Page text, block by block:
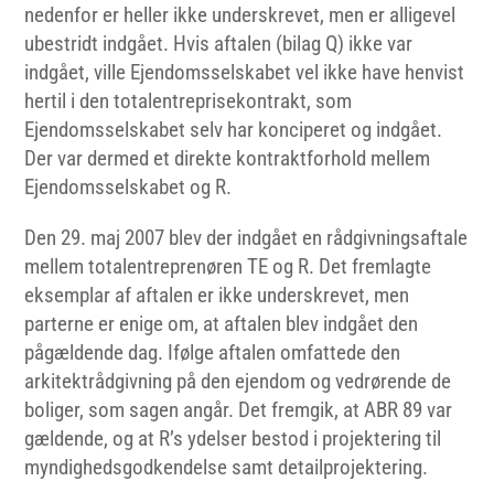
nedenfor er heller ikke underskrevet, men er alligevel
ubestridt indgået. Hvis aftalen (bilag Q) ikke var
indgået, ville Ejendomsselskabet vel ikke have henvist
hertil i den totalentreprisekontrakt, som
Ejendomsselskabet selv har konciperet og indgået.
Der var dermed et direkte kontraktforhold mellem
Ejendomsselskabet og R.
Den 29. maj 2007 blev der indgået en rådgivningsaftale
mellem totalentreprenøren TE og R. Det fremlagte
eksemplar af aftalen er ikke underskrevet, men
parterne er enige om, at aftalen blev indgået den
pågældende dag. Ifølge aftalen omfattede den
arkitektrådgivning på den ejendom og vedrørende de
boliger, som sagen angår. Det fremgik, at ABR 89 var
gældende, og at R’s ydelser bestod i projektering til
myndighedsgodkendelse samt detailprojektering.